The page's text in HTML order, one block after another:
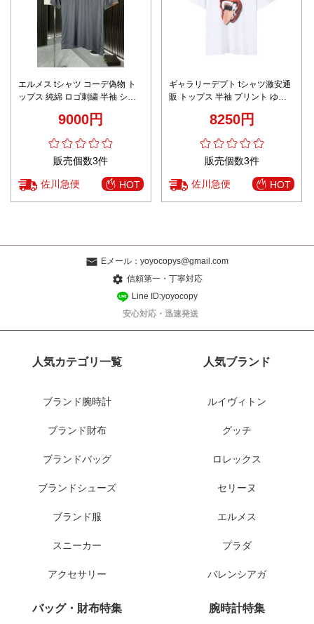
エルメス tシャツ コーデ偽物 ト
ップス 純綿 ロゴ刺繍 半袖 シン
9000円
販売個数3件
佐川急便 HOT
ギャラリーデプト tシャツ激安通
販 トップス 半袖 プリント ゆっ
8250円
販売個数3件
佐川急便 HOT
Eメール： yoyocopys@gmail.com
信頼第一・丁寧対応
Line ID:yoyocopy
安心対応・迅速発送
人気カテゴリ一覧
ブランド腕時計
ブランド財布
ブランドバッグ
ブランドシューズ
ブランド服
スニーカー
アクセサリー
人気ブランド
ルイヴィトン
グッチ
ロレックス
セリーヌ
エルメス
プラダ
バレンシアガ
バッグ・財布特集 腕時計特集